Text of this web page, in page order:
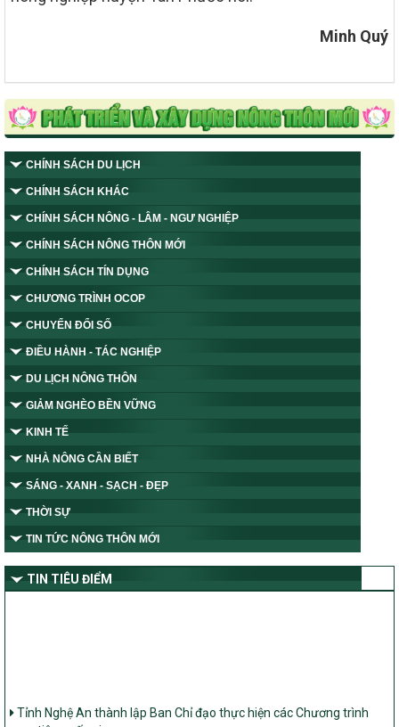
Minh Quý
CHÍNH SÁCH DU LỊCH
CHÍNH SÁCH KHÁC
CHÍNH SÁCH NÔNG - LÂM - NGƯ NGHIỆP
CHÍNH SÁCH NÔNG THÔN MỚI
CHÍNH SÁCH TÍN DỤNG
CHƯƠNG TRÌNH OCOP
CHUYỂN ĐỔI SỐ
ĐIỀU HÀNH - TÁC NGHIỆP
DU LỊCH NÔNG THÔN
GIẢM NGHÈO BỀN VỮNG
KINH TẾ
NHÀ NÔNG CẦN BIẾT
SÁNG - XANH - SẠCH - ĐẸP
THỜI SỰ
TIN TỨC NÔNG THÔN MỚI
TIN TIÊU ĐIỂM
mục tiêu quốc gia